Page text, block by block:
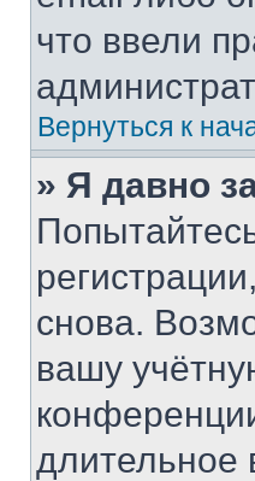
что ввели
Вернуться к
» Я давно
снова.
вашу
длительное